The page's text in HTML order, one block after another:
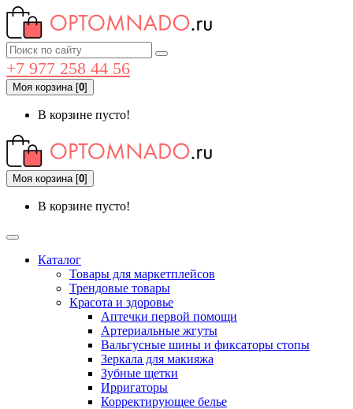
+7 977 258 44 56
Моя корзина[0]
В корзине пусто!
Моя корзина[0]
В корзине пусто!
Каталог
Товары для маркетплейсов
Трендовые товары
Красота и здоровье
Аптечки первой помощи
Артериальные жгуты
Вальгусные шины и фиксаторы стопы
Зеркала для макияжа
Зубные щетки
Ирригаторы
Корректирующее белье